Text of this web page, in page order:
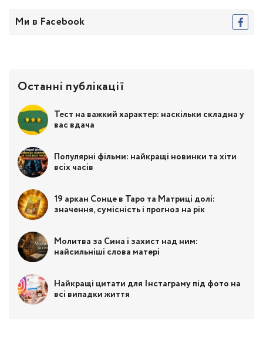
Ми в Facebook
Останні публікації
Тест на важкий характер: наскільки складна у
вас вдача
Популярні фільми: найкращі новинки та хіти
всіх часів
19 аркан Сонце в Таро та Матриці долі:
значення, сумісність і прогноз на рік
Молитва за Сина і захист над ним:
найсильніші слова матері
Найкращі цитати для Інстаграму під фото на
всі випадки життя